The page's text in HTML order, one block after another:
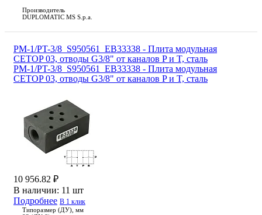
Производитель
DUPLOMATIC MS S.p.a.
PM-1/PT-3/8_S950561_EB33338 - Плита модульная
CETOP 03, отводы G3/8" от каналов P и T, сталь
PM-1/PT-3/8_S950561_EB33338 - Плита модульная
CETOP 03, отводы G3/8" от каналов P и T, сталь
10 956.82 ₽
В наличии: 11 шт
Подробнее В 1 клик
Типоразмер (ДУ), мм